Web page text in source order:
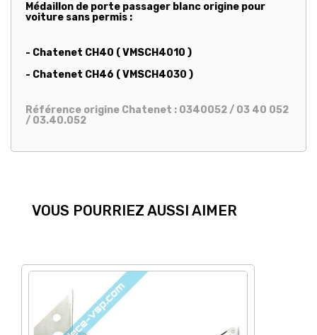
Médaillon de porte passager blanc origine pour
voiture sans permis :
- Chatenet CH40 ( VMSCH4010 )
- Chatenet CH46 ( VMSCH4030 )
Référence origine Chatenet : 0340052 / 03 40 052
/ 03.40.052
VOUS POURRIEZ AUSSI AIMER